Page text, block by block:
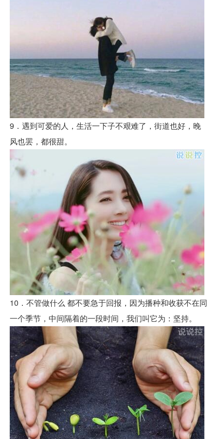
9．遇到可爱的人，生活一下子不艰难了，街道也好，晚
风也罢，都很甜。
10．不管做什么 都不要急于回报，因为播种和收获不在同
一个季节，中间隔着的一段时间，我们叫它为：坚持。